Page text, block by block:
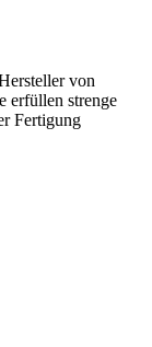
von
erfüllen strenge
Fertigung